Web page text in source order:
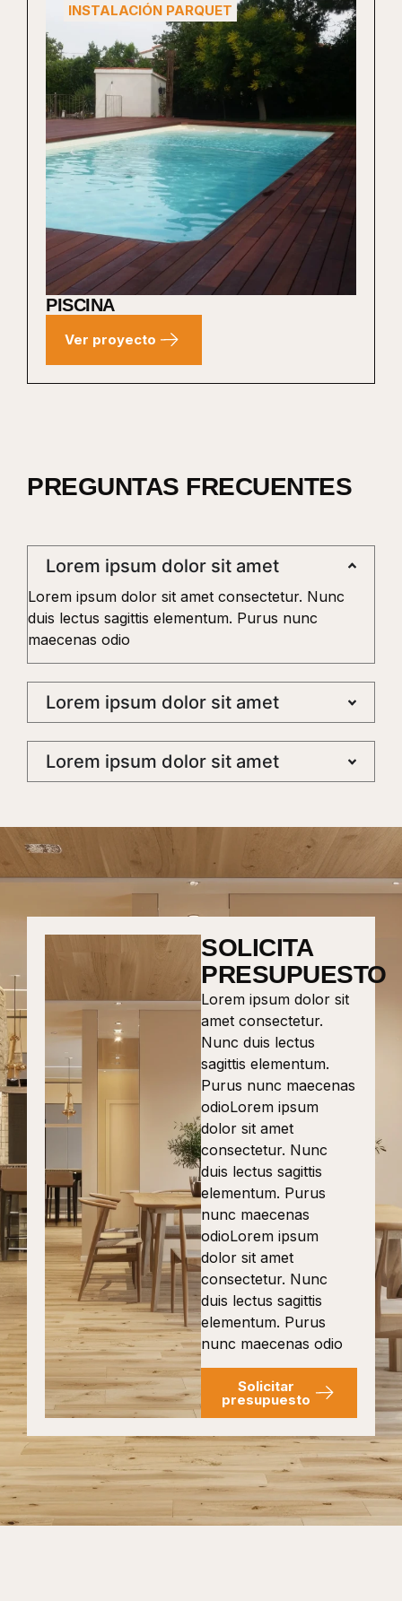
INSTALACIÓN PARQUET
PISCINA
Ver proyecto
PREGUNTAS FRECUENTES
Lorem ipsum dolor sit amet
Lorem ipsum dolor sit amet consectetur. Nunc
duis lectus sagittis elementum. Purus nunc
maecenas odio
Lorem ipsum dolor sit amet
Lorem ipsum dolor sit amet
SOLICITA
PRESUPUESTO
Lorem ipsum dolor sit
amet consectetur.
Nunc duis lectus
sagittis elementum.
Purus nunc maecenas
odioLorem ipsum
dolor sit amet
consectetur. Nunc
duis lectus sagittis
elementum. Purus
nunc maecenas
odioLorem ipsum
dolor sit amet
consectetur. Nunc
duis lectus sagittis
elementum. Purus
nunc maecenas odio
Solicitar
presupuesto